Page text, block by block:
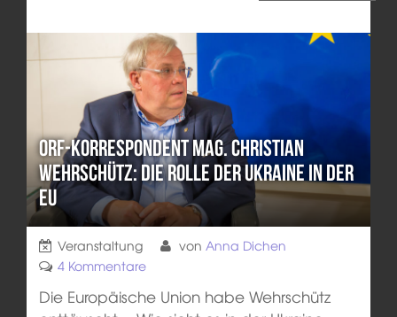
ORF-Korrespondent Mag. Christian
Wehrschütz: Die Rolle der Ukraine in der
EU
Veranstaltung von Anna Dichen
4 Kommentare
Die Europäische Union habe Wehrschütz